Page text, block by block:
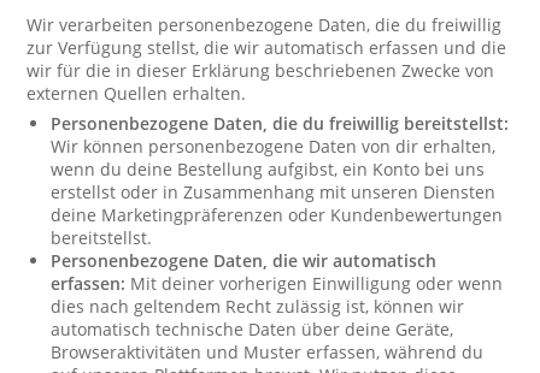
Wir verarbeiten personenbezogene Daten, die du freiwillig
zur Verfügung stellst, die wir automatisch erfassen und die
wir für die in dieser Erklärung beschriebenen Zwecke von
externen Quellen erhalten.
Personenbezogene Daten, die du freiwillig bereitstellst:
Wir können personenbezogene Daten von dir erhalten,
wenn du deine Bestellung aufgibst, ein Konto bei uns
erstellst oder in Zusammenhang mit unseren Diensten
deine Marketingpräferenzen oder Kundenbewertungen
bereitstellst.
Personenbezogene Daten, die wir automatisch
erfassen: Mit deiner vorherigen Einwilligung oder wenn
dies nach geltendem Recht zulässig ist, können wir
automatisch technische Daten über deine Geräte,
Browseraktivitäten und Muster erfassen, während du